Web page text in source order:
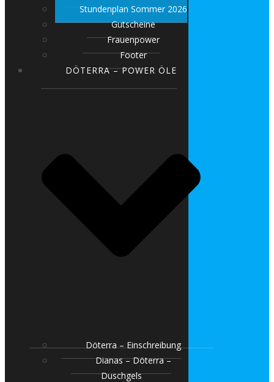
Stundenplan Sommer 2026
Gutscheine
Frauenpower
Footer
DÖTERRA – POWER ÖLE
Döterra – Einschreibung
Dianas – Döterra –
Duschgels